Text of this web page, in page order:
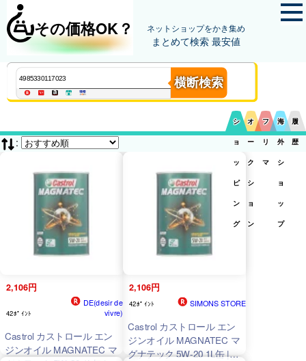
その価格OK？ ネットショップをかき集め
まとめて検索 最安値
横断検索
シ
ョ
ッ
ピ
ン
グ
オ
ー
ク
シ
ョ
ン
フ
リ
マ
海
外
シ
ョ
ッ
プ
履
歴
:
2,106円
42ﾎﾟｲﾝﾄ
DE(desir de
vivre)
Castrol カストロール エン
ジンオイル MAGNATEC マ
2,106円
42ﾎﾟｲﾝﾄ SIMONS STORE
Castrol カストロール エン
ジンオイル MAGNATEC マ
グナテック 5W-20 1L缶 |